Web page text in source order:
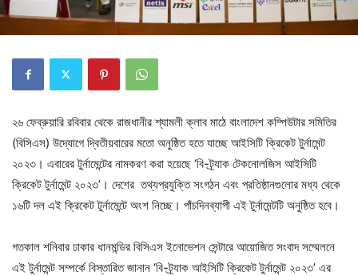
২৬ ফেব্রুয়ারি রবিবার থেকে রাজধানীর শ্যামলী ক্লাব মাঠে বাংলাদেশ কম্পিউটার সমিতির
(বিসিএস) উদ্যোগে দ্বিতীয়বারের মতো অনুষ্ঠিত হতে যাচ্ছে আইসিটি ক্রিকেট টুর্নামেন্ট
২০২৩। এবারের টুর্নামেন্টের নামকরণ করা হয়েছে ‘বি-ট্র্যাক টেকনোলজিস আইসিটি
ক্রিকেট টুর্নামেন্ট ২০২৩’। দেশের তথ্যপ্রযুক্তি সংগঠন এবং প্রতিষ্ঠানগুলোর মধ্য থেকে
১৬টি দল এই ক্রিকেট টুর্নামেন্টে অংশ নিচ্ছে। পাঁচদিনব্যাপী এই টুর্নামেন্টটি অনুষ্ঠিত হবে।
গতকাল শনিবার ঢাকার ধানমন্ডির বিসিএস ইনোভেশন সেন্টারে আয়োজিত সংবাদ সম্মেলনে
এই টুর্নামেন্ট সম্পর্কে বিস্তারিত জানান ‘বি-ট্র্যাক আইসিটি ক্রিকেট টুর্নামেন্ট ২০২৩’ এর